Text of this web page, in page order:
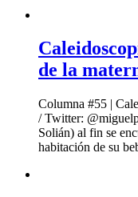
de la
Columna #55 |
/ Twitter:
Solián) al fin se
habitación de su